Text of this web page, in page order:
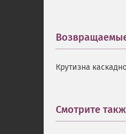
Крутизна
Смотрите